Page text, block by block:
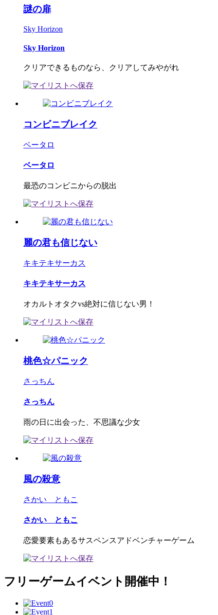
謎の扉
Sky Horizon
Sky Horizon
クリアできるものなら、クリアしてみやがれ
コンビニブレイク
ベータロ
ベータロ
最恐のコンビニからの脱出
麗の君も信じない
キキテキサーカス
キキテキサーカス
オカルトオタクvs絶対に信じない男！
桃色☆パニック
さっちん
さっちん
雨の日に出会った、不思議な少女
風の殺意
さかい ともこ
さかい ともこ
恋愛要素もあるサスペンスアドベンチャーゲーム
フリーゲームイベント開催中！